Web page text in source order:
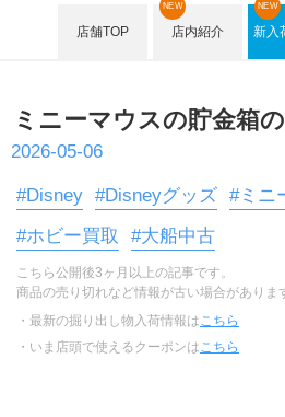
店舗TOP 店内紹介
NEW
新入
NEW
ミニーマウスの貯金箱
2026-05-06
#Disney #Disneyグッズ #ミニ
#ホビー買取
#大船中古
こちら公開後3ヶ月以上の記事です。
商品の売り切れなど情報が古い場合がありま
・最新の掘り出し物入荷情報は こちら
・いま店頭で使えるクーポンは こちら